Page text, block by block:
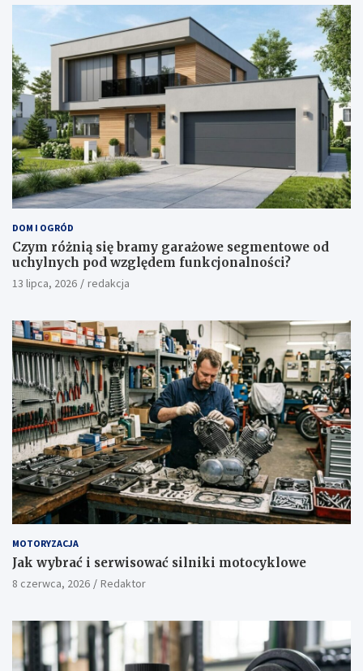
DOM I OGRÓD
Czym różnią się bramy garażowe segmentowe od
uchylnych pod względem funkcjonalności?
13 lipca, 2026 redakcja
MOTORYZACJA
Jak wybrać i serwisować silniki motocyklowe
8 czerwca, 2026 Redaktor